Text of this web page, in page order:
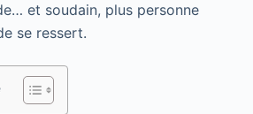
et soudain, plus personne
se ressert.